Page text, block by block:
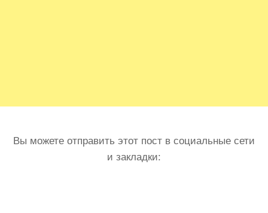
Вы можете отправить этот пост в социальные сети
и закладки: